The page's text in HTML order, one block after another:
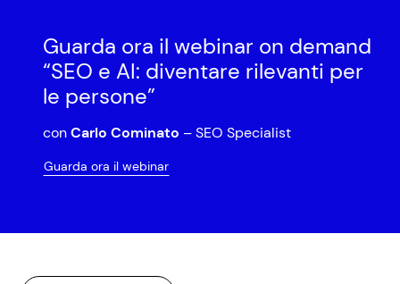
Guarda ora il webinar on demand
“SEO e AI: diventare rilevanti per
le persone”
conCarlo Cominato – SEO Specialist
Guarda ora il webinar